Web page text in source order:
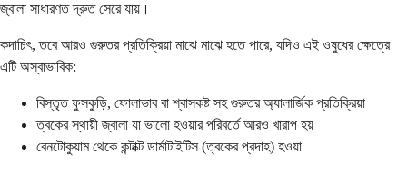
জ্বালা সাধারণত দ্রুত সেরে যায়।
কদাচিৎ, তবে আরও গুরুতর প্রতিক্রিয়া মাঝে মাঝে হতে পারে, যদিও এই ওষুধের ক্ষেত্রে
এটি অস্বাভাবিক:
বিস্তৃত ফুসকুড়ি, ফোলাভাব বা শ্বাসকষ্ট সহ গুরুতর অ্যালার্জিক প্রতিক্রিয়া
ত্বকের স্থায়ী জ্বালা যা ভালো হওয়ার পরিবর্তে আরও খারাপ হয়
বেনটোকুয়াম থেকে কন্টাক্ট ডার্মাটাইটিস (ত্বকের প্রদাহ) হওয়া